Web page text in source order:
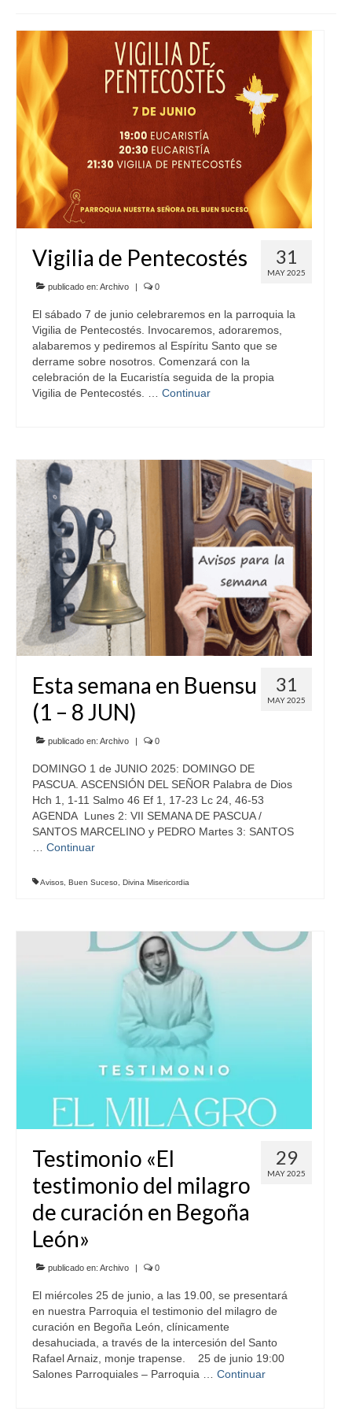
COF
BUENOS SUCESOS
31
MAY 2025
Vigilia de Pentecostés
publicado en: Archivo | 0
El sábado 7 de junio celebraremos en la parroquia la
Vigilia de Pentecostés. Invocaremos, adoraremos,
alabaremos y pediremos al Espíritu Santo que se
derrame sobre nosotros. Comenzará con la
celebración de la Eucaristía seguida de la propia
Vigilia de Pentecostés. … Continuar
31
MAY 2025
Esta semana en Buensu
(1 – 8 JUN)
publicado en: Archivo 0
DOMINGO 1 de JUNIO 2025: DOMINGO DE
PASCUA. ASCENSIÓN DEL SEÑOR Palabra de Dios
Hch 1, 1-11 Salmo 46 Ef 1, 17-23 Lc 24, 46-53
AGENDA Lunes 2: VII SEMANA DE PASCUA /
SANTOS MARCELINO y PEDRO Martes 3: SANTOS
… Continuar
Avisos, Buen Suceso, Divina Misericordia
29
MAY 2025
Testimonio «El
testimonio del milagro
de curación en Begoña
León»
publicado en: Archivo | 0
El miércoles 25 de junio, a las 19.00, se presentará
en nuestra Parroquia el testimonio del milagro de
curación en Begoña León, clínicamente
desahuciada, a través de la intercesión del Santo
Rafael Arnaiz, monje trapense. 25 de junio 19:00
Salones Parroquiales – Parroquia … Continuar